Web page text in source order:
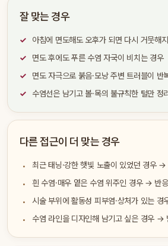
잘 맞는 경우
아침에 면도해도 오후가 되면 다시 거뭇해
면도 후에도 푸른 수염 자국이 비치는 경우
면도 자극으로 붉음·모낭 주변 트러블이 반
수염선은 남기고 볼·목의 불규칙한 털만 정
다른 접근이 더 맞는 경우
최근 태닝·강한 햇빛 노출이 있었던 경우 →
흰 수염·매우 옅은 수염 위주인 경우 → 반
시술 부위에 활동성 피부염·상처가 있는
수염 라인을 디자인해 남기고 싶은 경우 →